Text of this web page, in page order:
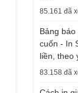
85.161 đã
Bảng
cuốn - In
liền, theo
83.158 đã